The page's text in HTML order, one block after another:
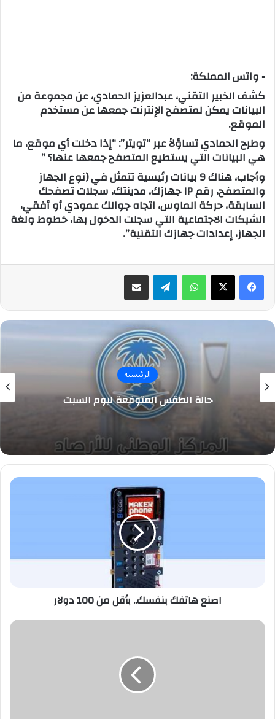
▪ واتس المملكة:
كشف الخبير التقني، عبدالعزيز الحمادي، عن مجموعة من
البيانات يمكن لمتصفح الإنترنت جمعها عن مستخدم
الموقع.
وطرح الحمادي تساؤلاً عبر “تويتر”: “إذا دخلت أي موقع، ما
هي البيانات التي يستطيع المتصفح جمعها عنها؟ ”
وأجاب، هناك 9 بيانات رئيسية تتمثل في (نوع الجهاز
والمتصفح، رقم IP جهازك، مدينتك، سجلات تصفحك
السابقة، حركة الماوس، اتجاه جوالك عمودي أو أفقي،
الشبكات الاجتماعية التي سجلت الدخول بها، خطوط ولغة
الجهاز، إعدادات جهازك التقنية”.
واتسابتيلقرام مشاركة عبر البريد
الرئيسية
حالة الطقس المتوقعة ليوم السبت
اصنع
دولار
اصنع هاتفك بنفسك.. بأقل من 100 دولار
11